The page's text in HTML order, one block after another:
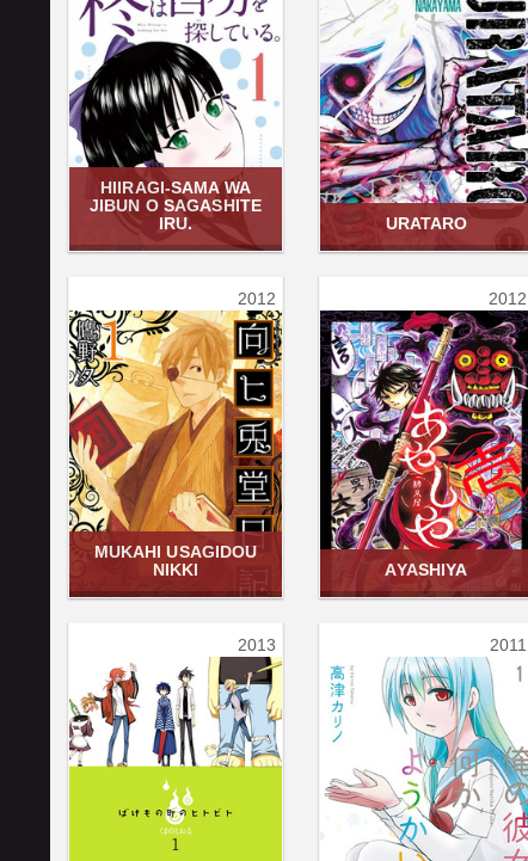
HIIRAGI-SAMA WA
JIBUN O SAGASHITE
IRU.
URATARO
2012
MUKAHI USAGIDOU
NIKKI
2012
AYASHIYA
2013 2011